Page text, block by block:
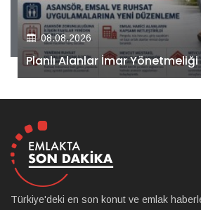
08.08.2026
Kiler GYO’dan Pendik
önemli adım!
Türkiye'deki en son konut ve emlak